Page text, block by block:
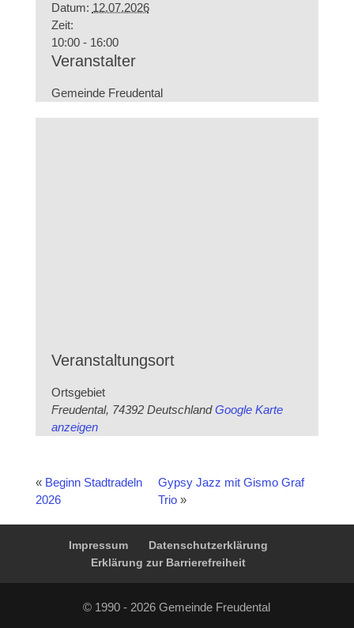
Datum: 12.07.2026
Zeit:
10:00 - 16:00
Veranstalter
Gemeinde Freudental
Veranstaltungsort
Ortsgebiet
Freudental, 74392 Deutschland Google Karte
anzeigen
« Beginn Stadtradeln
2026
Gypsy Jazz mit Gismo Graf
Trio »
Impressum
Datenschutzerklärung
Erklärung zur Barrierefreiheit
© 1990 - 2026 Gemeinde Freudental